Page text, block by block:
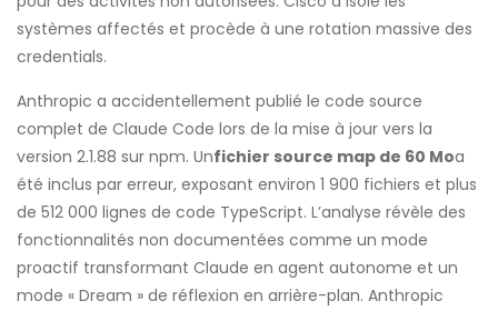
systèmes affectés et procède à une rotation massive des
credentials.
Anthropic a accidentellement publié le code source
complet de Claude Code lors de la mise à jour vers la
version 2.1.88 sur npm. Unfichier source map de 60 Moa
été inclus par erreur, exposant environ 1 900 fichiers et plus
de 512 000 lignes de code TypeScript. L’analyse révèle des
fonctionnalités non documentées comme un mode
proactif transformant Claude en agent autonome et un
mode « Dream » de réflexion en arrière-plan. Anthropic